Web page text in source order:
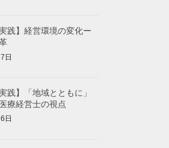
実践】経営環境の変化ー
日
践】「地域とともに」
療経営士の視点
日